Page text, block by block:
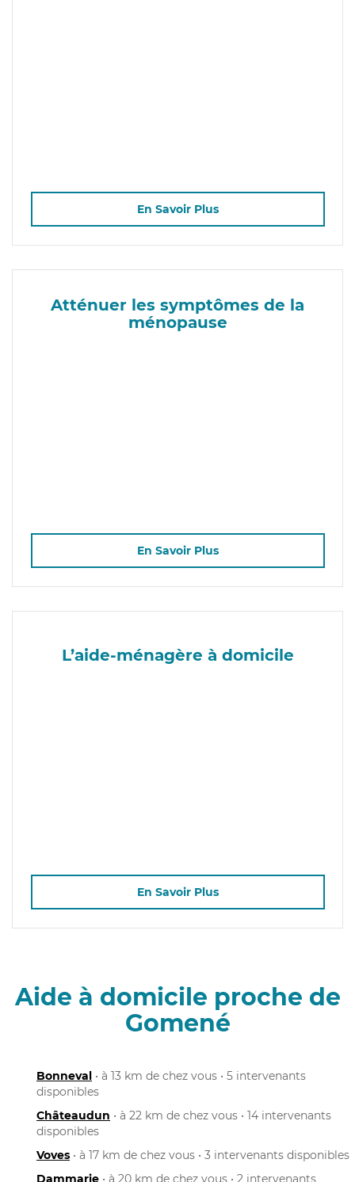
En Savoir Plus
Atténuer les symptômes de la
ménopause
En Savoir Plus
L’aide-ménagère à domicile
En Savoir Plus
Aide à domicile proche de
Gomené
Bonneval • à 13 km de chez vous • 5 intervenants
disponibles
Châteaudun • à 22 km de chez vous • 14 intervenants
disponibles
Voves • à 17 km de chez vous • 3 intervenants disponibles
Dammarie • à 20 km de chez vous • 2 intervenants